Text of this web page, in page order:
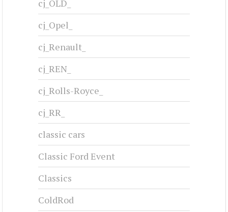
cj_OLD_
cj_Opel_
cj_Renault_
cj_REN_
cj_Rolls-Royce_
cj_RR_
classic cars
Classic Ford Event
Classics
ColdRod